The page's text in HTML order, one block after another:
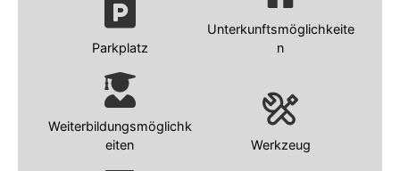
Parkplatz
Unterkunftsmöglichkeite
n
Weiterbildungsmöglichk
eiten
Werkzeug